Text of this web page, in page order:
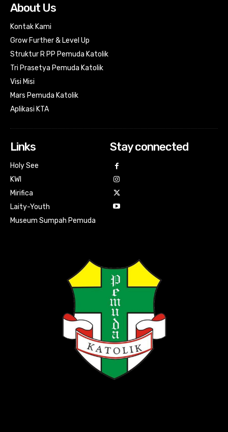
About Us
Kontak Kami
Grow Further & Level Up
Struktur R PP Pemuda Katolik
Tri Prasetya Pemuda Katolik
Visi Misi
Mars Pemuda Katolik
Aplikasi KTA
Links
Holy See
KWI
Mirifica
Laity-Youth
Museum Sumpah Pemuda
Stay connected